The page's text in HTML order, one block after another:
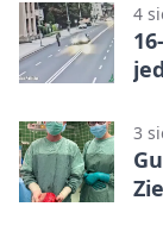
4
3